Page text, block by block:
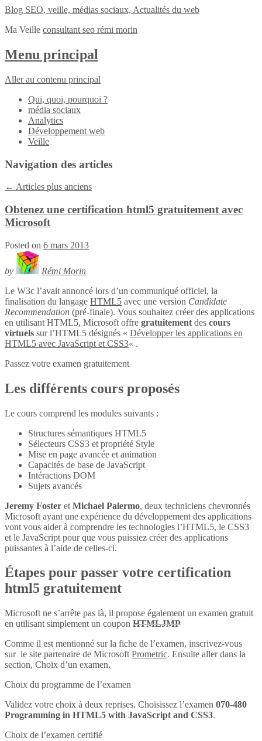
Blog SEO, veille, médias sociaux, Actualités du web
Ma Veille consultant seo rémi morin
Menu principal
Aller au contenu principal
Qui, quoi, pourquoi ?
média sociaux
Analytics
Développement web
Veille
Navigation des articles
← Articles plus anciens
Obtenez une certification html5 gratuitement avec
Microsoft
Posted on 6 mars 2013
by
Rémi Morin
Le W3c l’avait annoncé lors d’un communiqué officiel, la
finalisation du langage HTML5 avec une version Candidate
Recommendation (pré-finale). Vous souhaitez créer des applications
en utilisant HTML5, Microsoft offre gratuitement des cours
virtuels sur l’HTML5 désignés « Développer les applications en
HTML5 avec JavaScript et CSS3« .
Passez votre examen gratuitement
Les différents cours proposés
Le cours comprend les modules suivants :
Structures sémantiques HTML5
Sélecteurs CSS3 et propriété Style
Mise en page avancée et animation
Capacités de base de JavaScript
Intéractions DOM
Sujets avancés
Jeremy Foster et Michael Palermo, deux techniciens chevronnés
Microsoft ayant une expérience du développement des applications
vont vous aider à comprendre les technologies l’HTML5, le CSS3
et le JavaScript pour que vous puissiez créer des applications
puissantes à l’aide de celles-ci.
Étapes pour passer votre certification
html5 gratuitement
Microsoft ne s’arrête pas là, il propose également un examen gratuit
en utilisant simplement un coupon HTMLJMP
Comme il est mentionné sur la fiche de l’examen, inscrivez-vous
sur le site partenaire de Microsoft Prometric. Ensuite aller dans la
section, Choix d’un examen.
Choix du programme de l’examen
Validez votre choix à deux reprises. Choisissez l’examen 070-480
Programming in HTML5 with JavaScript and CSS3.
Choix de l’examen certifié